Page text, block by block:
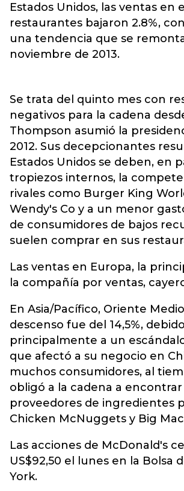
Estados Unidos, las ventas en
restaurantes bajaron 2.8%,
una tendencia que se
noviembre de 2013.
Se trata del quinto mes con
negativos para la cadena
Thompson asumió la
2012. Sus decepcionantes
Estados Unidos se deben, en
tropiezos internos, la
rivales como Burger King
Wendy's Co y a un menor
de consumidores de bajos
suelen comprar en sus
Las ventas en Europa, la
la compañía por ventas,
En Asia/Pacífico, Oriente
descenso fue del 14,5%, debido
principalmente a un
que afectó a su negocio en
muchos consumidores, al
obligó a la cadena a
proveedores de ingredientes
Chicken McNuggets y Big
Las acciones de McDonald's
US$92,50 el lunes en la Bolsa
York.